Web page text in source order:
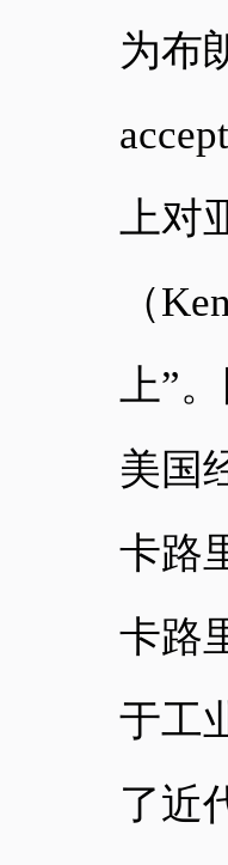
为布
上对
（
上”
美国
卡路
卡路
于工
了近